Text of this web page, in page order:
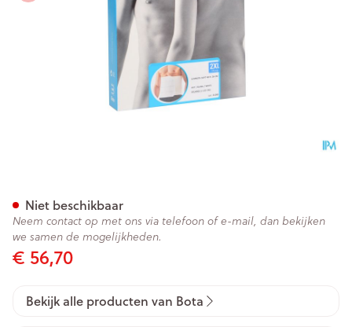
€ 56,70
Niet beschikbaar
Neem contact op met ons via telefoon of e-mail, dan bekijken
we samen de mogelijkheden.
Bekijk alle producten van Bota